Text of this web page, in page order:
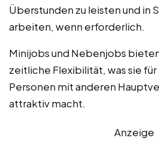
Überstunden zu leisten und in
arbeiten, wenn erforderlich.
Minijobs und Nebenjobs
zeitliche Flexibilität, was sie
Personen mit anderen
attraktiv macht.
Anzeige